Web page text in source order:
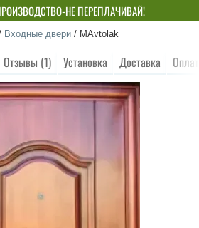
НЕ ПЕРЕПЛАЧИВАЙ!
Входные двери / MAvtolak
Отзывы (1) Установка Доставка